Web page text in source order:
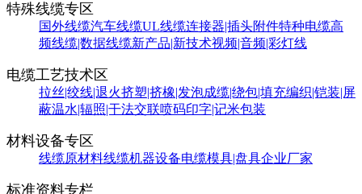
特殊线缆专区
国外线缆汽车线缆UL线缆连接器|插头附件特种电缆高
频线缆|数据线缆新产品|新技术视频|音频|彩灯线
电缆工艺技术区
拉丝|绞线|退火挤塑|挤橡|发泡成缆|绕包|填充编织|铠装|屏
蔽温水|辐照|干法交联喷码印字|记米包装
材料设备专区
线缆原材料线缆机器设备电缆模具|盘具企业厂家
标准资料专栏